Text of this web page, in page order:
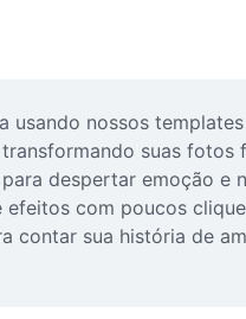
nossos
suas fotos
despertar emoção e
com poucos
sua história de